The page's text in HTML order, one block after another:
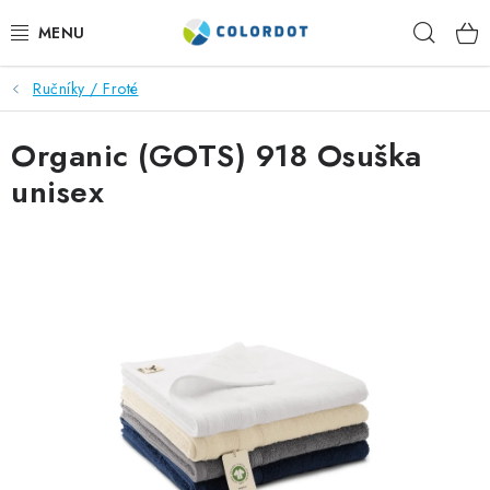
na
REKLAMNÍ TEXTIL
REKLAMNÍ PŘEDMĚTY
ČEPICE A DOPLŇKY
Ručníky / Froté
Organic (GOTS) 918 Osuška
unisex